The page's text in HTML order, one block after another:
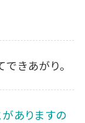
きあがり。
ありますの